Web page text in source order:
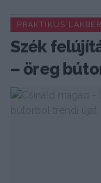
PRAKTIKUS
Szék
– öreg